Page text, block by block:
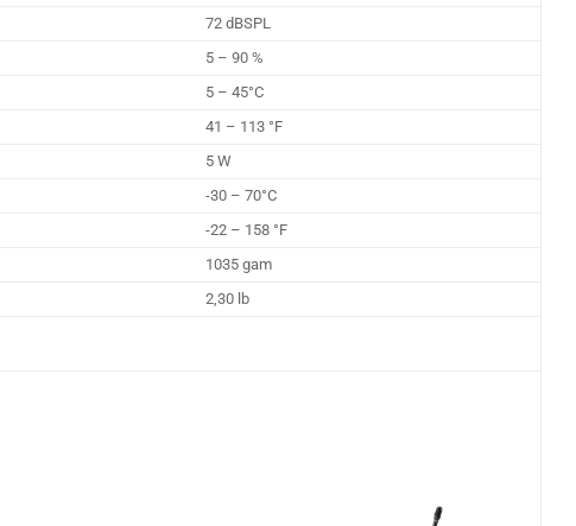
72 dBSPL
5 – 90 %
5 – 45°C
41 – 113 °F
5 W
-30 – 70°C
-22 – 158 °F
1035 gam
2,30 lb